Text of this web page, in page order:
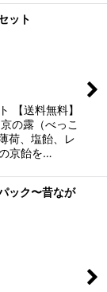
ット
【送料無料】
の露（べっこ
荷、塩飴、レ
京飴を…
ック〜昔なが